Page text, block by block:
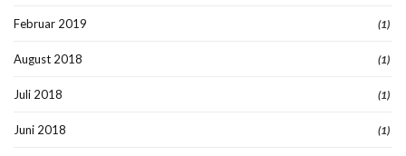
Februar 2019 (1)
August 2018 (1)
Juli 2018 (1)
Juni 2018 (1)